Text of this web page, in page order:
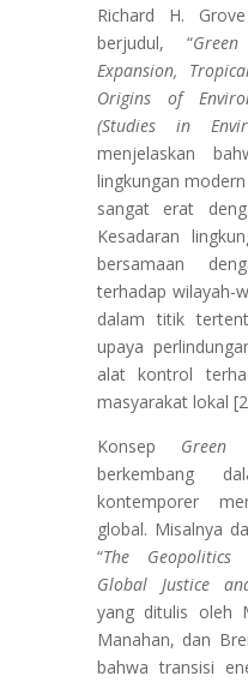
Richard H.
berjudul, “
Expansion,
Origins of
(Studies in
menjelaskan
lingkungan
sangat erat
Kesadaran
bersamaan
terhadap wilayah-
dalam titik
upaya
alat kontrol
masyarakat lokal
Konsep Green
berkembang
kontemporer
global. Misalnya
“The Geopolitics
Global Justice
yang ditulis oleh
Manahan, dan
bahwa transisi